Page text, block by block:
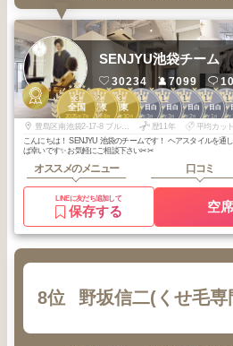
3
全国
2025年 7月
2
関東
2025年 8月
3
関東
2025年 10
1
池袋・目白
2026年 3月
1
池袋・目白
2026年 3月
1
池袋・目白
2026年 2月
1
池袋・目白
2026年 1
1
池袋・
2026年
SENJYU池袋チーム
30234 7099
豊島区南池袋2-17-8 ブルーム南池袋4F EMANON share salon 歴11年
平均カッ
こんにちは！ SENJYU 池袋のチームです！ ヘアスタイルを通
ば幸いです✨ お気軽にご相談下さい✂︎✂︎
オススメのメニュー 口コミ
LINEに友だち追加して
保存する 空
8位 野坂信二(くせ毛専